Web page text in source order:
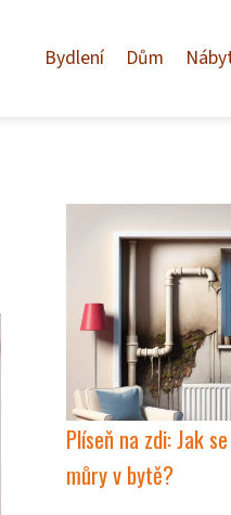
Bydlení Dům
Plíseň na zdi: Jak
můry v bytě?